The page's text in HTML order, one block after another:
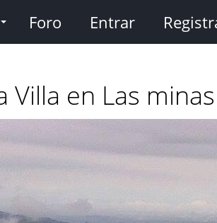
Foro Entrar
Villa en Las